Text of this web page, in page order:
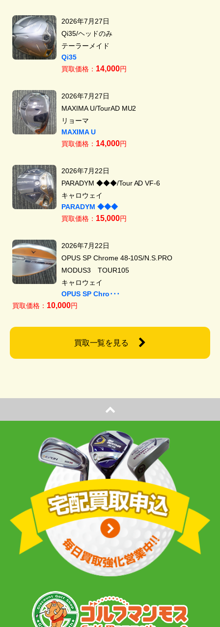
2026年7月27日
Qi35/ヘッドのみ
テーラーメイド
Qi35
買取価格： 14,000円
2026年7月27日
MAXIMA U/TourAD MU2
リョーマ
MAXIMA U
買取価格： 14,000円
2026年7月22日
PARADYM ◆◆◆/Tour AD VF-6
キャロウェイ
PARADYM ◆◆◆
買取価格： 15,000円
2026年7月22日
OPUS SP Chrome 48-10S/N.S.PRO
MODUS3 TOUR105
キャロウェイ
OPUS SP Chro･･･
買取価格： 10,000円
買取一覧を見る